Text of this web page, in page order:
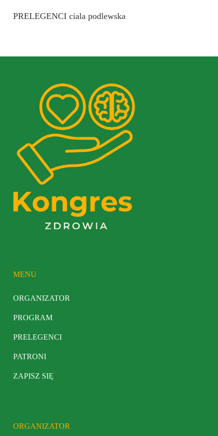
PRELEGENCI ciala podlewska
MENU
ORGANIZATOR
PROGRAM
PRELEGENCI
PATRONI
ZAPISZ SIĘ
ORGANIZATOR